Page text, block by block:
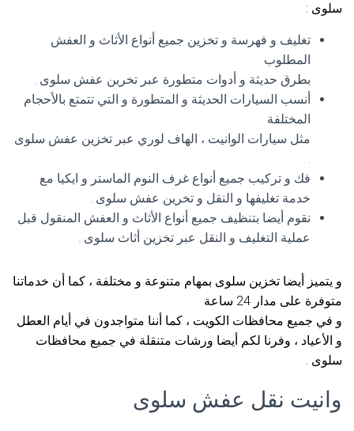
سلوى :
تغليف و فهرسة و تخزين جميع أنواع الأثاث و العفش
المطلوب
بطرق حديثة و أدوات متطورة عبر تخرين عفش سلوى .
أنسب السيارات الحديثة و المتطورة و التي تتمتع بالأحجام
المختلفة
مثل سيارات الوانيت ، الهاف لوري عبر تخزين عفش سلوى
.
فك و تركيب جميع أنواع غرف النوم الماستر و ايكيا مع
خدمة تغليفها و النقل و تخرين عفش سلوى .
نقوم أيضا بتنظيف جميع أنواع الأثاث و العفش المنقول قبل
عملية التغليف و النقل عبر تخزين أثاث سلوى .
و يتميز أيضا تخزين سلوى بمهام متنوعة و مختلفة ، كما أن خدماتنا
متوفرة على مدار 24 ساعة
و في جميع محافظات الكويت ، كما أننا متواجدون في أيام العطل
و الأعياد ، وفرنا لكم أيضا ورشات متنقلة في جميع محافظات
سلوى .
وانيت نقل عفش سلوى